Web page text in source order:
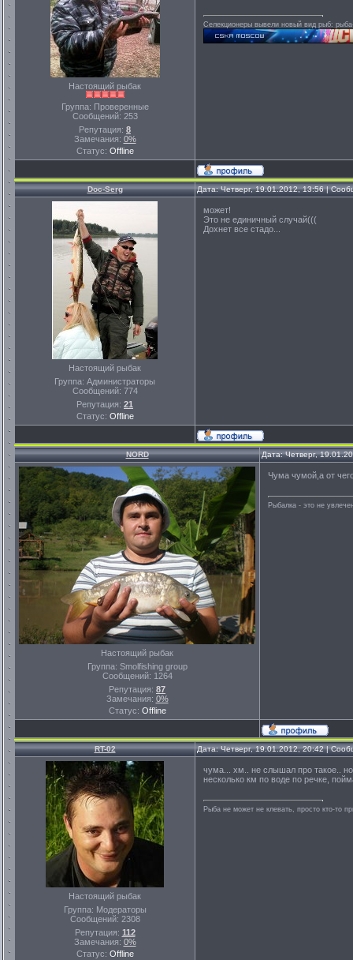
Настоящий рыбак
Группа: Проверенные
Сообщений: 253
Репутация: 8
Замечания: 0%
Статус: Offline
Селекционеры вывели новый вид рыб:
Doc-Serg Дата: Четверг, 19.01.2012, 13:56 |
Настоящий рыбак
Группа: Администраторы
Сообщений: 774
Репутация: 21
Статус: Offline
может!
Это не единичный случай(((
Дохнет все стадо...
NORD Дата: Четверг,
Настоящий рыбак
Группа: Smolfishing group
Сообщений: 1264
Репутация: 87
Замечания: 0%
Статус: Offline
Чума чумой,а от
Рыбалка - это не
RT-02 Дата: Четверг, 19.01.2012, 20:42 |
Настоящий рыбак
Группа: Модераторы
Сообщений: 2308
Репутация: 112
Замечания: 0%
Статус: Offline
чума... хм.. не слышал про такое.. но
несколько км по воде по речке,
Рыба не может не клевать, просто кто-то